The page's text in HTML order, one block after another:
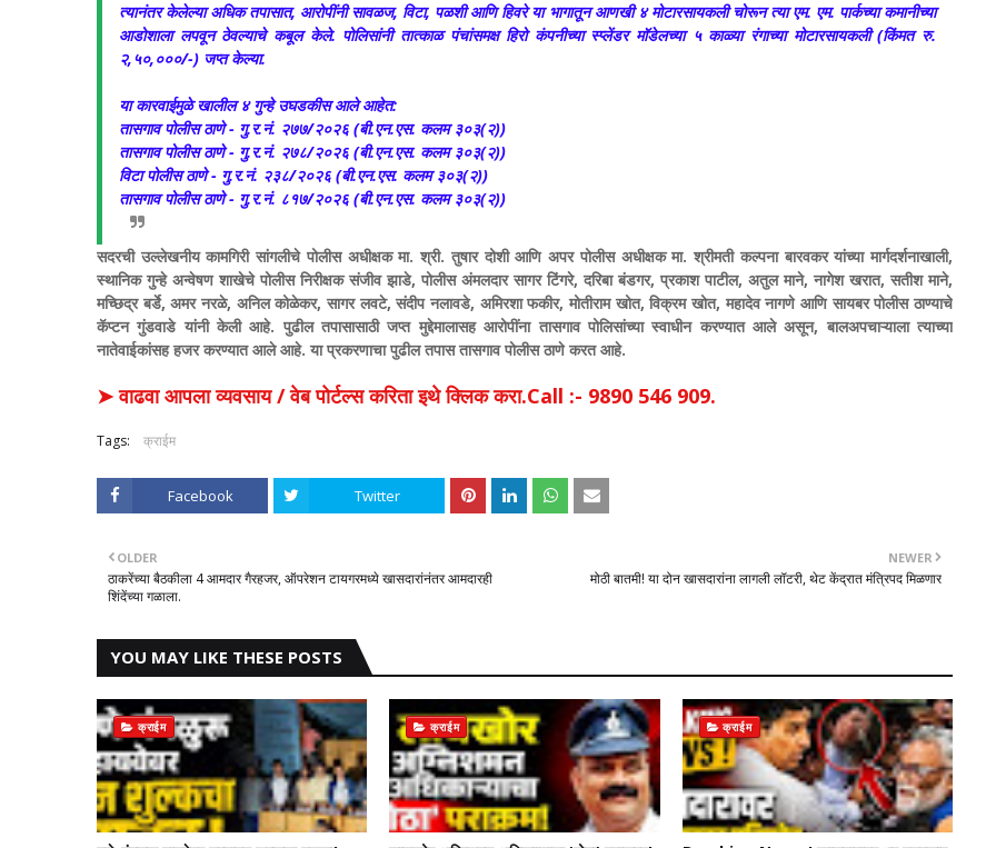
त्यानंतर केलेल्या अधिक तपासात, आरोपींनी सावळज, विटा, पळशी आणि हिवरे या भागातून आणखी ४ मोटारसायकली चोरून त्या एम. एम. पार्कच्या कमानीच्या
आडोशाला लपवून ठेवल्याचे कबूल केले. पोलिसांनी तात्काळ पंचांसमक्ष हिरो कंपनीच्या स्प्लेंडर मॉडेलच्या ५ काळ्या रंगाच्या मोटारसायकली (किंमत रु.
२,५०,०००/-) जप्त केल्या.
​या कारवाईमुळे खालील ४ गुन्हे उघडकीस आले आहेत:
​तासगाव पोलीस ठाणे - गु.र.नं. २७७/२०२६ (बी.एन.एस. कलम ३०३(२))
​तासगाव पोलीस ठाणे - गु.र.नं. २७८/२०२६ (बी.एन.एस. कलम ३०३(२))
​विटा पोलीस ठाणे - गु.र.नं. २३८/२०२६ (बी.एन.एस. कलम ३०३(२))
​तासगाव पोलीस ठाणे - गु.र.नं. ८१७/२०२६ (बी.एन.एस. कलम ३०३(२))
​सदरची उल्लेखनीय कामगिरी सांगलीचे पोलीस अधीक्षक मा. श्री. तुषार दोशी आणि अपर पोलीस अधीक्षक मा. श्रीमती कल्पना बारवकर यांच्या मार्गदर्शनाखाली,
स्थानिक गुन्हे अन्वेषण शाखेचे पोलीस निरीक्षक संजीव झाडे, पोलीस अंमलदार सागर टिंगरे, दरिबा बंडगर, प्रकाश पाटील, अतुल माने, नागेश खरात, सतीश माने,
मच्छिद्र बर्डे, अमर नरळे, अनिल कोळेकर, सागर लवटे, संदीप नलावडे, अमिरशा फकीर, मोतीराम खोत, विक्रम खोत, महादेव नागणे आणि सायबर पोलीस ठाण्याचे
कॅप्टन गुंडवाडे यांनी केली आहे. ​पुढील तपासासाठी जप्त मुद्देमालासह आरोपींना तासगाव पोलिसांच्या स्वाधीन करण्यात आले असून, बालअपचाऱ्याला त्याच्या
नातेवाईकांसह हजर करण्यात आले आहे. या प्रकरणाचा पुढील तपास तासगाव पोलीस ठाणे करत आहे.
➤ वाढवा आपला व्यवसाय / वेब पोर्टल्स करिता इथे क्लिक करा.Call :- 9890 546 909.
Tags: क्राईम
Facebook Twitter
NEWER
मोठी बातमी! या दोन खासदारांना लागली लॉटरी, थेट केंद्रात मंत्रिपद मिळणार
OLDER
ठाकरेंच्या बैठकीला 4 आमदार गैरहजर, ऑपरेशन टायगरमध्ये खासदारांनंतर आमदारही
शिंदेंच्या गळाला.
YOU MAY LIKE THESE POSTS
क्राईम क्राईम क्राईम